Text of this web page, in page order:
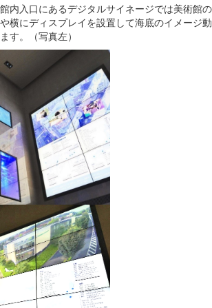
内入口にあるデジタルサイネージでは美術館の
横にディスプレイを設置して海底のイメージ動
す。（写真左）